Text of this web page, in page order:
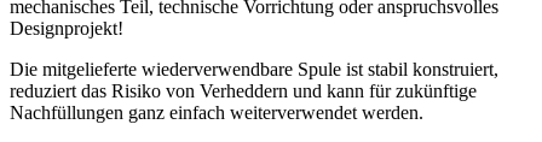
mechanisches Teil, technische Vorrichtung oder anspruchsvolles
Designprojekt!
Die mitgelieferte wiederverwendbare Spule ist stabil konstruiert,
reduziert das Risiko von Verheddern und kann für zukünftige
Nachfüllungen ganz einfach weiterverwendet werden.